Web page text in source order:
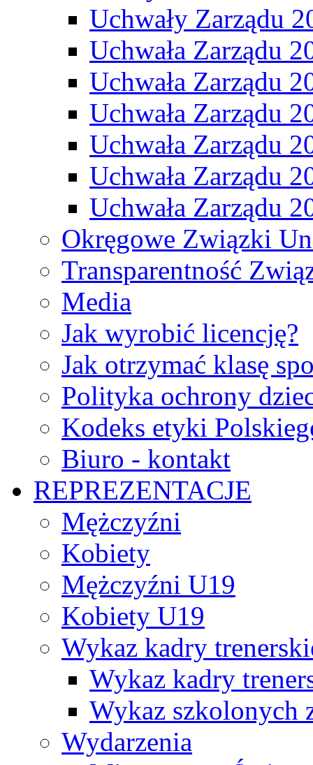
Uchwały Zarządu
Uchwała Zarządu
Uchwała Zarządu
Uchwała Zarządu
Uchwała Zarządu
Uchwała Zarządu
Uchwała Zarządu
Okręgowe Związki
Transparentność
Media
Jak wyrobić licencję?
Jak otrzymać klasę
Polityka ochrony
Kodeks etyki
Biuro - kontakt
REPREZENTACJE
Mężczyźni
Kobiety
Mężczyźni U19
Kobiety U19
Wykaz kadry
Wykaz kadry
Wykaz szkolonych
Wydarzenia